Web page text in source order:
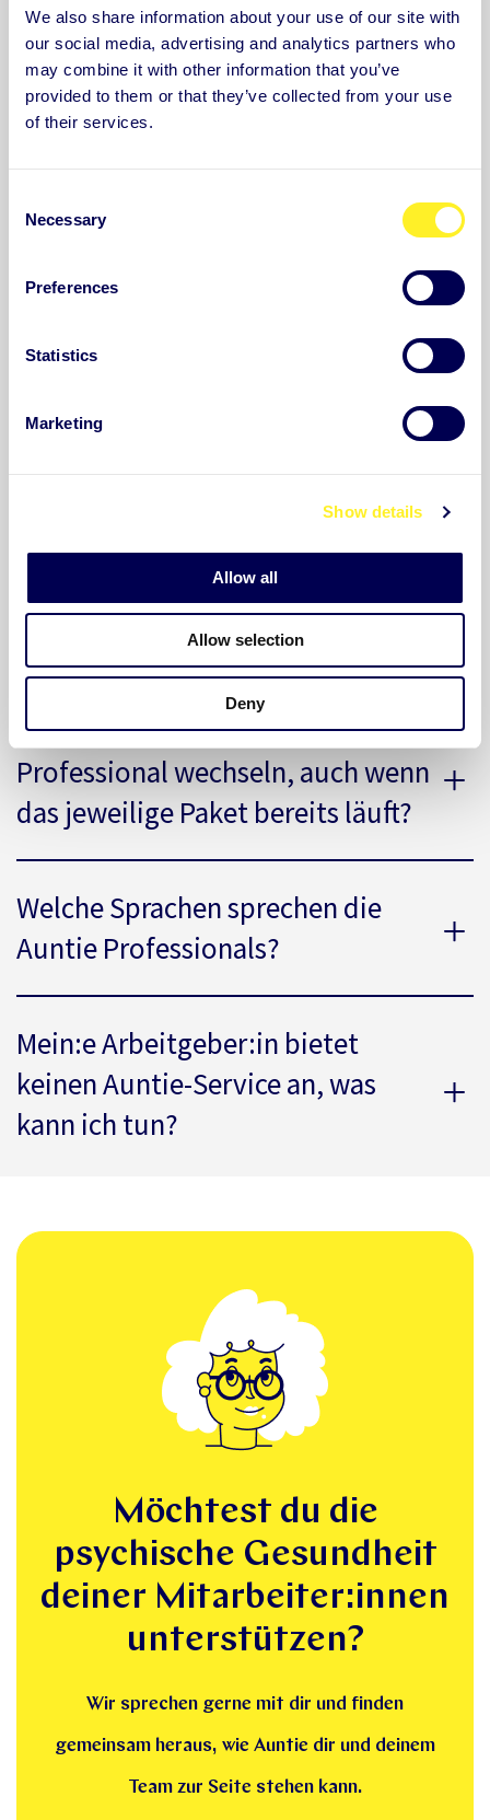
We also share information about your use of our site with
our social media, advertising and analytics partners who
may combine it with other information that you’ve
provided to them or that they’ve collected from your use
of their services.
Necessary
Preferences
Statistics
Marketing
Show details
Allow all
Allow selection
Deny
Welche Informationen im
Zusammenhang mit der Nutzung
Arbeitgeberin offengelegt?
wie vielen Gesprächen besteht ein
Wer sind die Auntie Professionals?
Wer ist der für mich zuständige
Professional bei Auntie?
Kann ich meinen Auntie
Professional wechseln, auch wenn
das jeweilige Paket bereits läuft?
Welche Sprachen sprechen die
Auntie Professionals?
Mein:e Arbeitgeber:in bietet
keinen Auntie-Service an, was
kann ich tun?
Möchtest du die
psychische Gesundheit
deiner Mitarbeiter:innen
unterstützen?
Wir sprechen gerne mit dir und finden
gemeinsam heraus, wie Auntie dir und deinem
Team zur Seite stehen kann.